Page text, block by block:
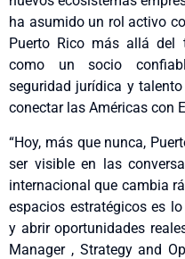
ha asumido un rol activo
Puerto Rico más allá del
como un socio
seguridad jurídica y
conectar las Américas con
“Hoy, más que nunca,
ser visible en las
internacional que cambia
espacios estratégicos es
y abrir oportunidades
Manager , Strategy and